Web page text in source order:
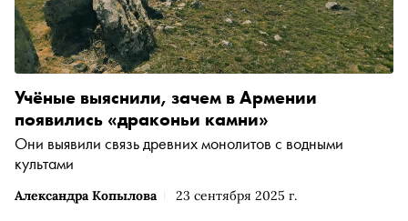
Александра Копылова 23 сентября 2025 г.
Учёные выяснили, зачем в Армении
появились «драконьи камни»
Они выявили связь древних монолитов с водными
культами